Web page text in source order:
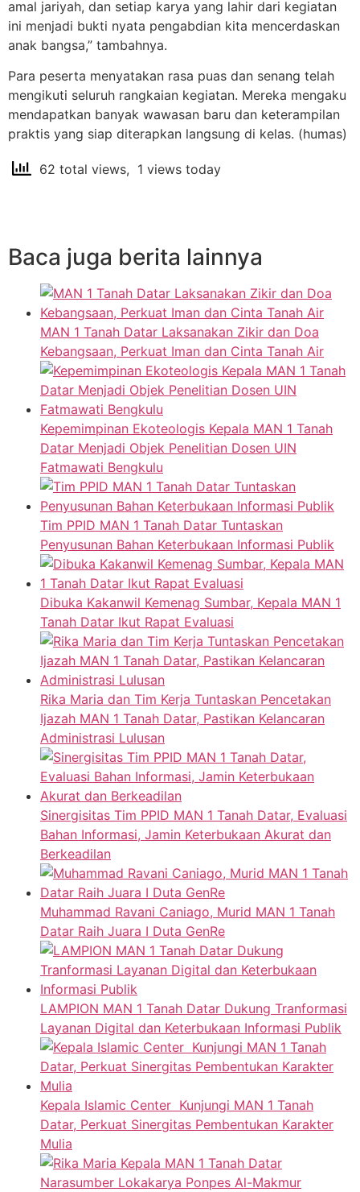
amal jariyah, dan setiap karya yang lahir dari kegiatan
ini menjadi bukti nyata pengabdian kita mencerdaskan
anak bangsa,” tambahnya.
Para peserta menyatakan rasa puas dan senang telah
mengikuti seluruh rangkaian kegiatan. Mereka mengaku
mendapatkan banyak wawasan baru dan keterampilan
praktis yang siap diterapkan langsung di kelas. (humas)
62 total views, 1 views today
Baca juga berita lainnya
MAN 1 Tanah Datar Laksanakan Zikir dan Doa
Kebangsaan, Perkuat Iman dan Cinta Tanah Air
Kepemimpinan Ekoteologis Kepala MAN 1 Tanah
Datar Menjadi Objek Penelitian Dosen UIN
Fatmawati Bengkulu
Tim PPID MAN 1 Tanah Datar Tuntaskan
Penyusunan Bahan Keterbukaan Informasi Publik
Dibuka Kakanwil Kemenag Sumbar, Kepala MAN 1
Tanah Datar Ikut Rapat Evaluasi
Rika Maria dan Tim Kerja Tuntaskan Pencetakan
Ijazah MAN 1 Tanah Datar, Pastikan Kelancaran
Administrasi Lulusan
Sinergisitas Tim PPID MAN 1 Tanah Datar, Evaluasi
Bahan Informasi, Jamin Keterbukaan Akurat dan
Berkeadilan
Muhammad Ravani Caniago, Murid MAN 1 Tanah
Datar Raih Juara I Duta GenRe
LAMPION MAN 1 Tanah Datar Dukung Tranformasi
Layanan Digital dan Keterbukaan Informasi Publik
Kepala Islamic Center Kunjungi MAN 1 Tanah
Datar, Perkuat Sinergitas Pembentukan Karakter
Mulia